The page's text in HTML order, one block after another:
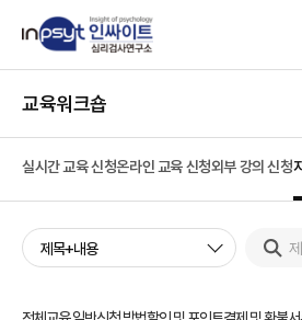
상담도구
교육 워크숍
단체검사
교육워크숍
실시간 교육 신청온라인 교육 신청외부 강의 신청
제목+내용